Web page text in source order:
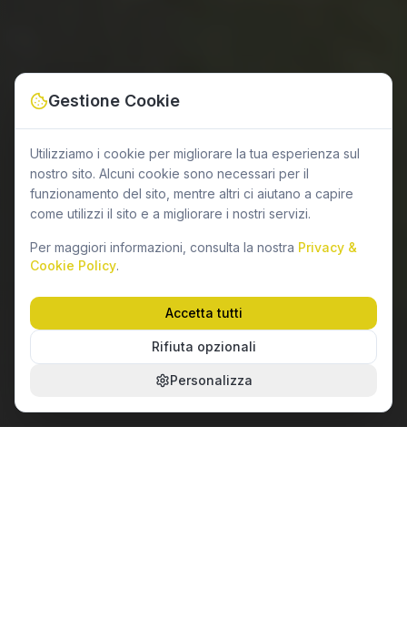
Gestione Cookie
Utilizziamo i cookie per migliorare la tua esperienza sul
nostro sito. Alcuni cookie sono necessari per il
funzionamento del sito, mentre altri ci aiutano a capire
come utilizzi il sito e a migliorare i nostri servizi.
Per maggiori informazioni, consulta la nostra Privacy &
Cookie Policy.
Accetta tutti
Rifiuta opzionali
Personalizza